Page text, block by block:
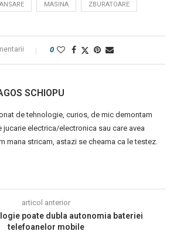
MASINA ZBURATOARE
0
SCHIOPU
de tehnologie, curios, de mic demontam
jucarie electrica/electronica sau care avea
mana stricam, astazi se cheama ca le testez.
articol anterior
poate dubla autonomia bateriei
telefoanelor mobile